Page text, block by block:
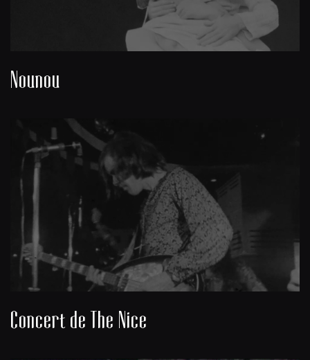
Nounou
Concert de The Nice